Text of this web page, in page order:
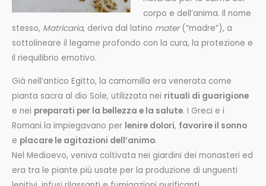
corpo e dell’anima. Il nome
stesso, Matricaria, deriva dal latino mater(“madre”), a
sottolineare il legame profondo con la cura, la protezione e
il riequilibrio emotivo.
Già nell’antico Egitto, la camomilla era venerata come
pianta sacra al dio Sole, utilizzata nei rituali di guarigione
e nei preparati per la bellezza e la salute. I Greci e i
Romani la impiegavano per lenire dolori, favorire il sonno
e placare le agitazioni dell’animo.
Nel Medioevo, veniva coltivata nei giardini dei monasteri ed
era tra le piante più usate per la produzione di unguenti